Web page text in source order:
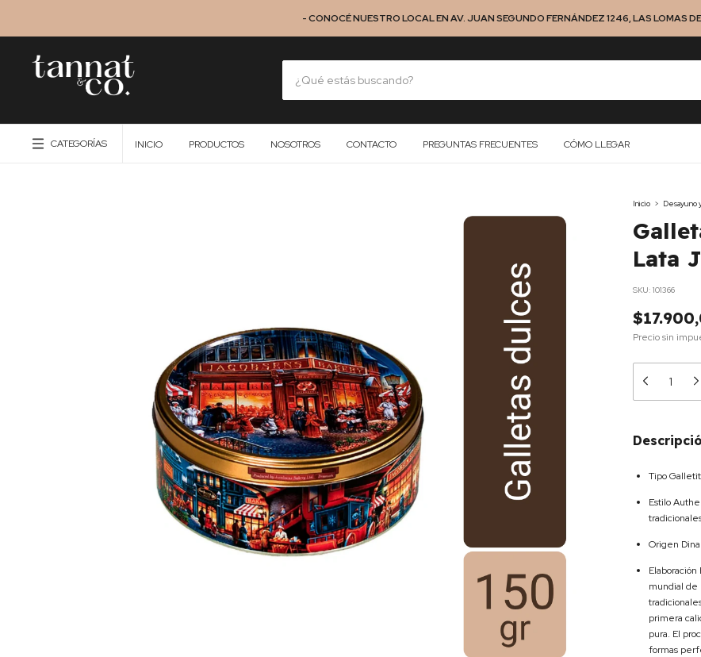
- CONOCÉ NUESTRO LOCAL EN AV. JUAN SEGUNDO FERNÁNDEZ 1246, LAS LOMAS
CATEGORÍAS INICIO PRODUCTOS NOSOTROS CONTACTO PREGUNTAS FRECUENTES CÓMO LLEGAR
Inicio > Desayuno
Lata
SKU: 101366
Precio sin
Tipo
Estilo
Origen
Elaboración
mundial de
primera
pura. El
formas